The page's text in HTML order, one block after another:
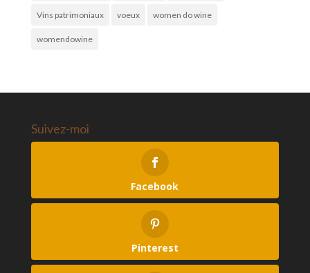
Vins patrimoniaux voeux women do wine
womendowine
Suivez-moi
Facebook
Pinterest